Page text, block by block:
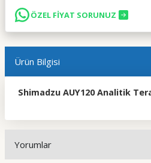
ÖZEL FİYAT SORUNUZ
Ürün Bilgisi
Shimadzu AUY120 Analitik
Yorumlar